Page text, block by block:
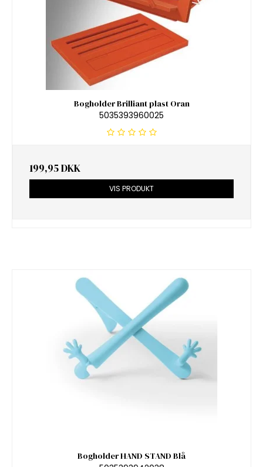
Bogholder Brilliant plast Oran
5035393960025
199,95 DKK
VIS PRODUKT
Bogholder HAND STAND Blå